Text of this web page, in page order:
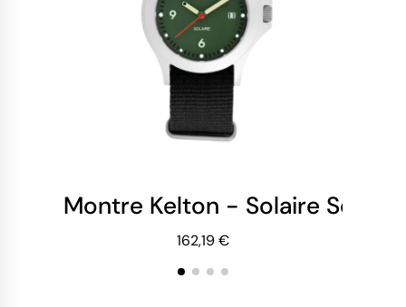
Montre Kelton - Solaire Soleil
162,19 €